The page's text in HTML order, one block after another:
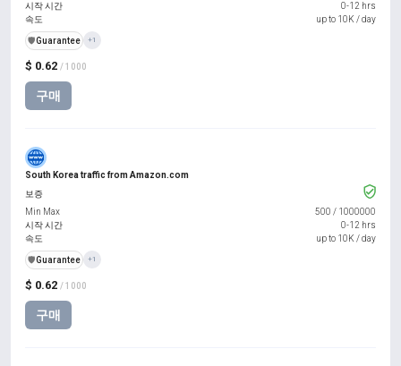
$ 0.62 / 1000
구매
시작 시간
0-12 hrs
속도
up to 10K / day
️🛡️Guarantee +1
South Korea traffic from Amazon.com
$ 0.62 / 1000
구매
보증
Min Max
500 / 1000000
시작 시간
0-12 hrs
속도
up to 10K / day
️🛡️Guarantee +1